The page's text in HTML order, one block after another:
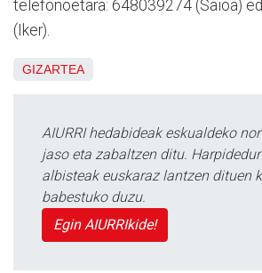
telefonoetara: 648039274 (Saioa)
(Iker).
GIZARTEA
AIURRI hedabideak eskualdeko
jaso eta zabaltzen ditu.
albisteak euskaraz lantzen dituen
babestuko duzu.
Egin AIURRIkide!